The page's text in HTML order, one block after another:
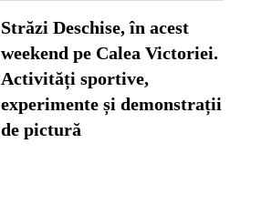
Străzi Deschise, în acest
weekend pe Calea Victoriei.
Activități sportive,
experimente și demonstrații
de pictură